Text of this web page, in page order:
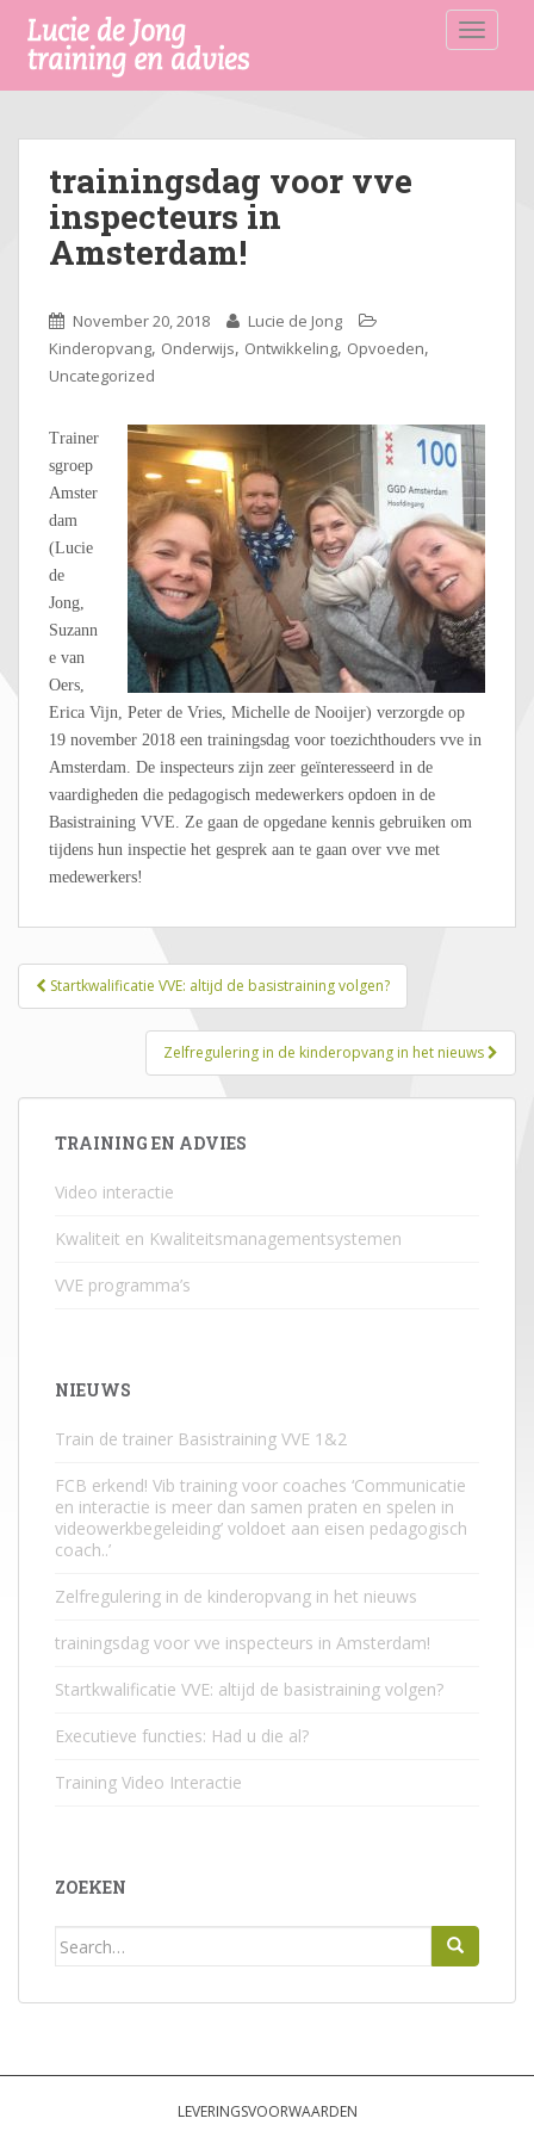
p
trainingsdag voor vve
inspecteurs in
Amsterdam!
November 20, 2018
Lucie de Jong
Kinderopvang, Onderwijs, Ontwikkeling, Opvoeden,
Uncategorized
Trainer
sgroep
Amster
dam
(Lucie
de
Jong,
Suzann
e van
Oers,
Erica Vijn, Peter de Vries, Michelle de Nooijer) verzorgde op
19 november 2018 een trainingsdag voor toezichthouders vve in
Amsterdam. De inspecteurs zijn zeer geïnteresseerd in de
vaardigheden die pedagogisch medewerkers opdoen in de
Basistraining VVE. Ze gaan de opgedane kennis gebruiken om
tijdens hun inspectie het gesprek aan te gaan over vve met
medewerkers!
Post navigation
Startkwalificatie VVE: altijd de basistraining volgen?
Zelfregulering in de kinderopvang in het nieuws
TRAINING EN ADVIES
Video interactie
Kwaliteit en Kwaliteitsmanagementsystemen
VVE programma’s
NIEUWS
Train de trainer Basistraining VVE 1&2
FCB erkend! Vib training voor coaches ‘Communicatie
en interactie is meer dan samen praten en spelen in
videowerkbegeleiding’ voldoet aan eisen pedagogisch
coach..’
Zelfregulering in de kinderopvang in het nieuws
trainingsdag voor vve inspecteurs in Amsterdam!
Startkwalificatie VVE: altijd de basistraining volgen?
Executieve functies: Had u die al?
Training Video Interactie
ZOEKEN
Search for:
LEVERINGSVOORWAARDEN